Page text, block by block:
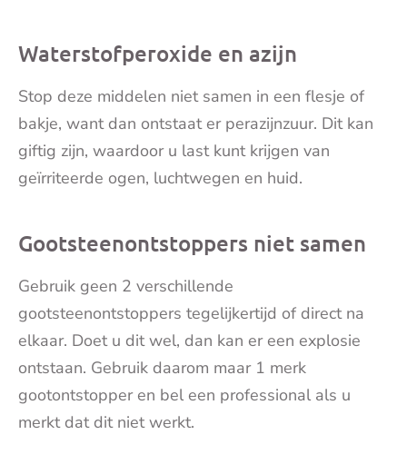
Waterstofperoxide en azijn
Stop deze middelen niet samen in een flesje of
bakje, want dan ontstaat er perazijnzuur. Dit kan
giftig zijn, waardoor u last kunt krijgen van
geïrriteerde ogen, luchtwegen en huid.
Gootsteenontstoppers niet samen
Gebruik geen 2 verschillende
gootsteenontstoppers tegelijkertijd of direct na
elkaar. Doet u dit wel, dan kan er een explosie
ontstaan. Gebruik daarom maar 1 merk
gootontstopper en bel een professional als u
merkt dat dit niet werkt.